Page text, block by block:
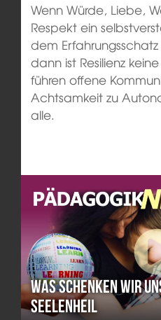
Wenn Würde, Liebe,
Respekt ein
dem
dann ist Resilienz
führen offene
Achtsamkeit zu
alle.
Was schenken wir
Seelenheil